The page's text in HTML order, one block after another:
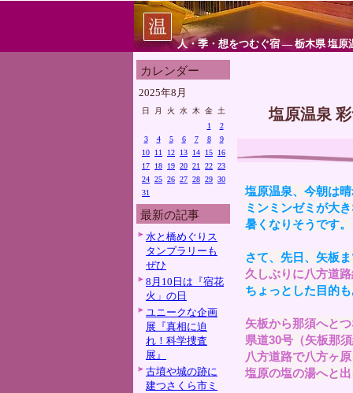
人・季・想をつむぐ宿 ― 栃木県 塩原
カレンダー
2025年8月
日 月 火 水 木 金
土
1
2
3
4 5 6 7 8
9
10
11 12 13 14 15
16
17
18 19 20 21 22 23
24 25 26 27 28 29 30
31
最新の記事
水と橋めぐりス
タンプラリーも
ぜひ
8月10日は『宿花
火」の日
ユニークな企画
展『真相に迫
れ！科学捜査
展』
古墳や城の跡に
建つさくら市ミ
塩原温泉
塩原温泉、今朝は
ミンミンゼミが大
暑くなりそうです。
さて、先日、矢板
久しぶりに八方道
ちょっとした目的
矢板から那須へと
県道30号（矢板那
八方道路で八方ヶ
塩原の塩の湯へと